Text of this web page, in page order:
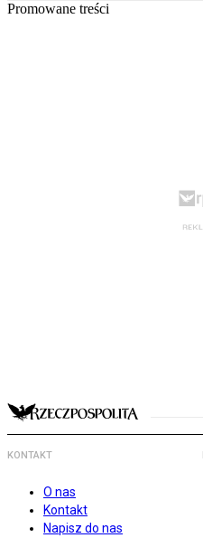
Promowane treści
KONTAKT
O nas
Kontakt
Napisz do nas